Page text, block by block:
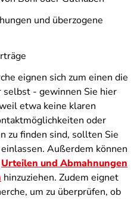
und überzogene
eignen sich zum einen die
- gewinnen Sie hier
etwa keine klaren
oder
zu finden sind, sollten Sie
Außerdem können
Urteilen und Abmahnungen
hinzuziehen. Zudem eignet
um zu überprüfen, ob